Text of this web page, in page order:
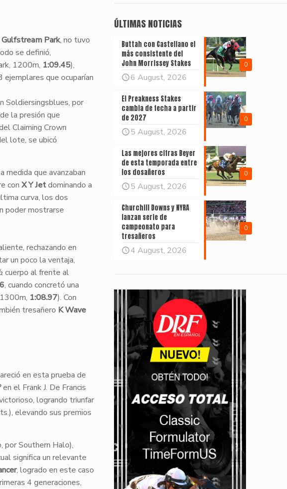
Gulfstream Park, no tuvo
se definió,
1200m, 1:09.45),
que ocuparían
Soldiersingsblues, por
la presión que
Claiming Crown
lote, se ubicó
medida que avanzaban
con X Y Jetdominando a
curva, los dos
poder mostrarse
rechazando en
un poco la ventaja,
cuerpo al frente al
, cuando concretó una
1:08.97). Con
tresañero K Wave
en esta prueba de
en el Frank J. De Francis
logrando triunfar
elevando sus premios
por Southern Halo),
significa un relevante
, logrado en este caso
4 generaciones,
ÚLTIMAS NOTICIAS
0
Buttah con Castellano el
más consistente del
John Morrissey Stakes
6 August, 2026
0
El Preakness Stakes
cambia de fecha a partir
de 2027
5 August, 2026
0
Las mejores cifras Beyer
de esta temporada entre
los dosañeros
5 August, 2026
0
Churchill Downs y NYRA
lanzan serie de
campeonato para
tresañeros
4 August, 2026